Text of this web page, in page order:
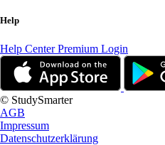
Help
Help CenterPremium Login
© StudySmarter
AGB
Impressum
Datenschutzerklärung